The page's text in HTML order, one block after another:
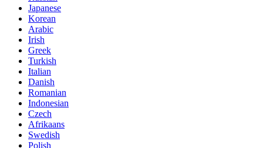
Japanese
Korean
Arabic
Irish
Greek
Turkish
Italian
Danish
Romanian
Indonesian
Czech
Afrikaans
Swedish
Polish